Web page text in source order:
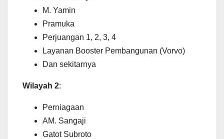
M. Yamin
Pramuka
Perjuangan 1, 2, 3, 4
Layanan Booster Pembangunan (Vorvo)
Dan sekitarnya
Wilayah 2:
Perniagaan
AM. Sangaji
Gatot Subroto